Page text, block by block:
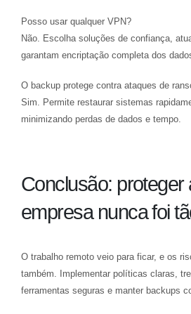
Posso usar qualquer VPN?
Não. Escolha soluções de confiança,
garantam encriptação completa dos
O backup protege contra ataques de
Sim. Permite restaurar sistemas
minimizando perdas de dados e tempo.
Conclusão: proteger
empresa nunca foi
O trabalho remoto veio para ficar, e os
também. Implementar políticas claras,
ferramentas seguras e manter backups